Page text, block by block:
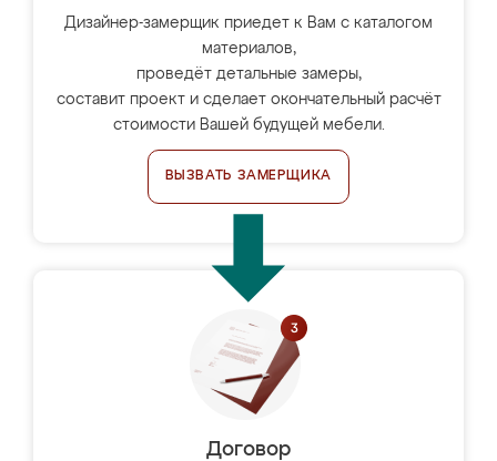
Дизайнер-замерщик приедет к Вам с каталогом
материалов,
проведёт детальные замеры,
составит проект и сделает окончательный расчёт
стоимости Вашей будущей мебели.
ВЫЗВАТЬ ЗАМЕРЩИКА
Договор